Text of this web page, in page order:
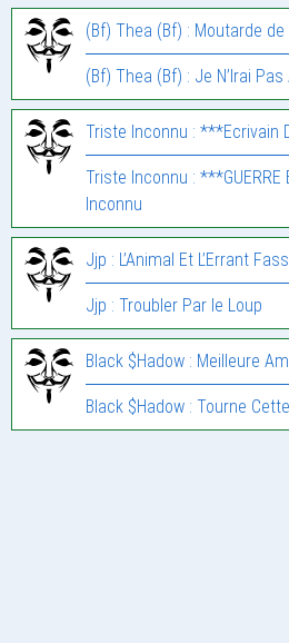
(Bf) Thea (Bf) : Moutarde de
(Bf) Thea (Bf) : Je N’Irai
Triste Inconnu : ***Ecrivain
Triste Inconnu :
Inconnu
Jjp : L’Animal Et L’Errant
Jjp : Troubler Par le Loup
Black $Hadow : Meilleure
Black $Hadow : Tourne